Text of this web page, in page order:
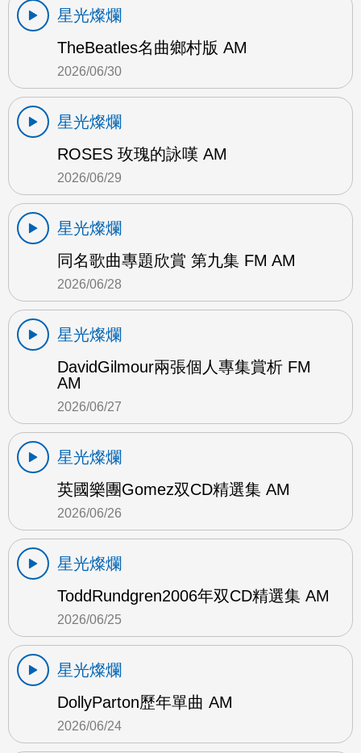
星光燦爛
TheBeatles名曲鄉村版 AM
2026/06/30
星光燦爛
ROSES 玫瑰的詠嘆 AM
2026/06/29
星光燦爛
同名歌曲專題欣賞 第九集 FM AM
2026/06/28
星光燦爛
DavidGilmour兩張個人專集賞析 FM
AM
2026/06/27
星光燦爛
英國樂團Gomez双CD精選集 AM
2026/06/26
星光燦爛
ToddRundgren2006年双CD精選集 AM
2026/06/25
星光燦爛
DollyParton歷年單曲 AM
2026/06/24